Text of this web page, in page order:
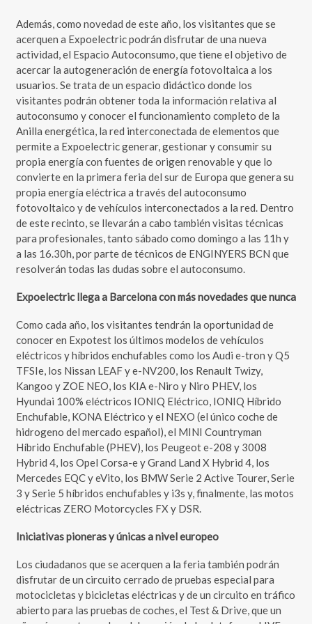
Además, como novedad de este año, los visitantes que se
acerquen a Expoelectric podrán disfrutar de una nueva
actividad, el Espacio Autoconsumo, que tiene el objetivo de
acercar la autogeneración de energía fotovoltaica a los
usuarios. Se trata de un espacio didáctico donde los
visitantes podrán obtener toda la información relativa al
autoconsumo y conocer el funcionamiento completo de la
Anilla energética, la red interconectada de elementos que
permite a Expoelectric generar, gestionar y consumir su
propia energía con fuentes de origen renovable y que lo
convierte en la primera feria del sur de Europa que genera su
propia energía eléctrica a través del autoconsumo
fotovoltaico y de vehículos interconectados a la red. Dentro
de este recinto, se llevarán a cabo también visitas técnicas
para profesionales, tanto sábado como domingo a las 11h y
a las 16.30h, por parte de técnicos de ENGINYERS BCN que
resolverán todas las dudas sobre el autoconsumo.
Expoelectric llega a Barcelona con más novedades que nunca
Como cada año, los visitantes tendrán la oportunidad de
conocer en Expotest los últimos modelos de vehículos
eléctricos y híbridos enchufables como los Audi e-tron y Q5
TFSIe, los Nissan LEAF y e-NV200, los Renault Twizy,
Kangoo y ZOE NEO, los KIA e-Niro y Niro PHEV, los
Hyundai 100% eléctricos IONIQ Eléctrico, IONIQ Híbrido
Enchufable, KONA Eléctrico y el NEXO (el único coche de
hidrogeno del mercado español), el MINI Countryman
Híbrido Enchufable (PHEV), los Peugeot e-208 y 3008
Hybrid 4, los Opel Corsa-e y Grand Land X Hybrid 4, los
Mercedes EQC y eVito, los BMW Serie 2 Active Tourer, Serie
3 y Serie 5 híbridos enchufables y i3s y, finalmente, las motos
eléctricas ZERO Motorcycles FX y DSR.
Iniciativas pioneras y únicas a nivel europeo
Los ciudadanos que se acerquen a la feria también podrán
disfrutar de un circuito cerrado de pruebas especial para
motocicletas y bicicletas eléctricas y de un circuito en tráfico
abierto para las pruebas de coches, el Test & Drive, que un